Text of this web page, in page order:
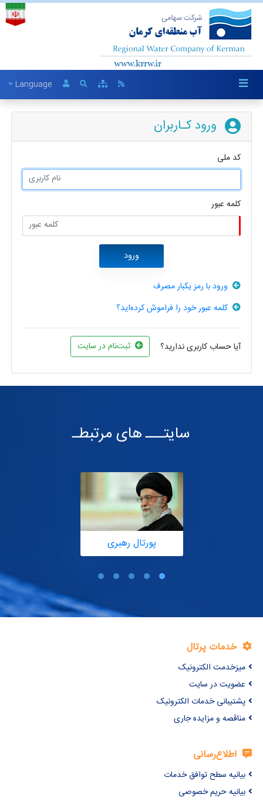
Language
ورود کـاربران
کد ملی
کلمه عبور
ورود با رمز یکبار مصرف
کلمه عبور خود را فراموش کرده‌اید؟
آیا حساب کاربری ندارید؟ ثبت‌نام در سایت
سایتـــ های مرتبطـ
پورتال رهبری
خدمات پرتال
میزخدمت الکترونیک
عضویت در سایت
پشتیبانی خدمات الکترونیک
مناقصه و مزایده جاری
اطلاع‌رسانی
بیانیه سطح توافق خدمات
بیانیه حریم خصوصی